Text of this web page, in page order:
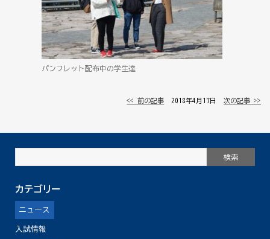
パンフレット配布中の学生達
<< 前の記事 │ 2018年4月17日 │次の記事 >>
カテゴリー
ニュース
入試情報